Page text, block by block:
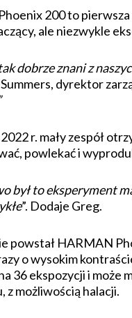
200 to
ale niezwykle
dobrze znani z
dyrektor
r. mały zespół
powlekać i
był to eksperyment
”. Dodaje Greg.
powstał HARMAN
o wysokim
36 ekspozycji i może
z możliwością halacji.